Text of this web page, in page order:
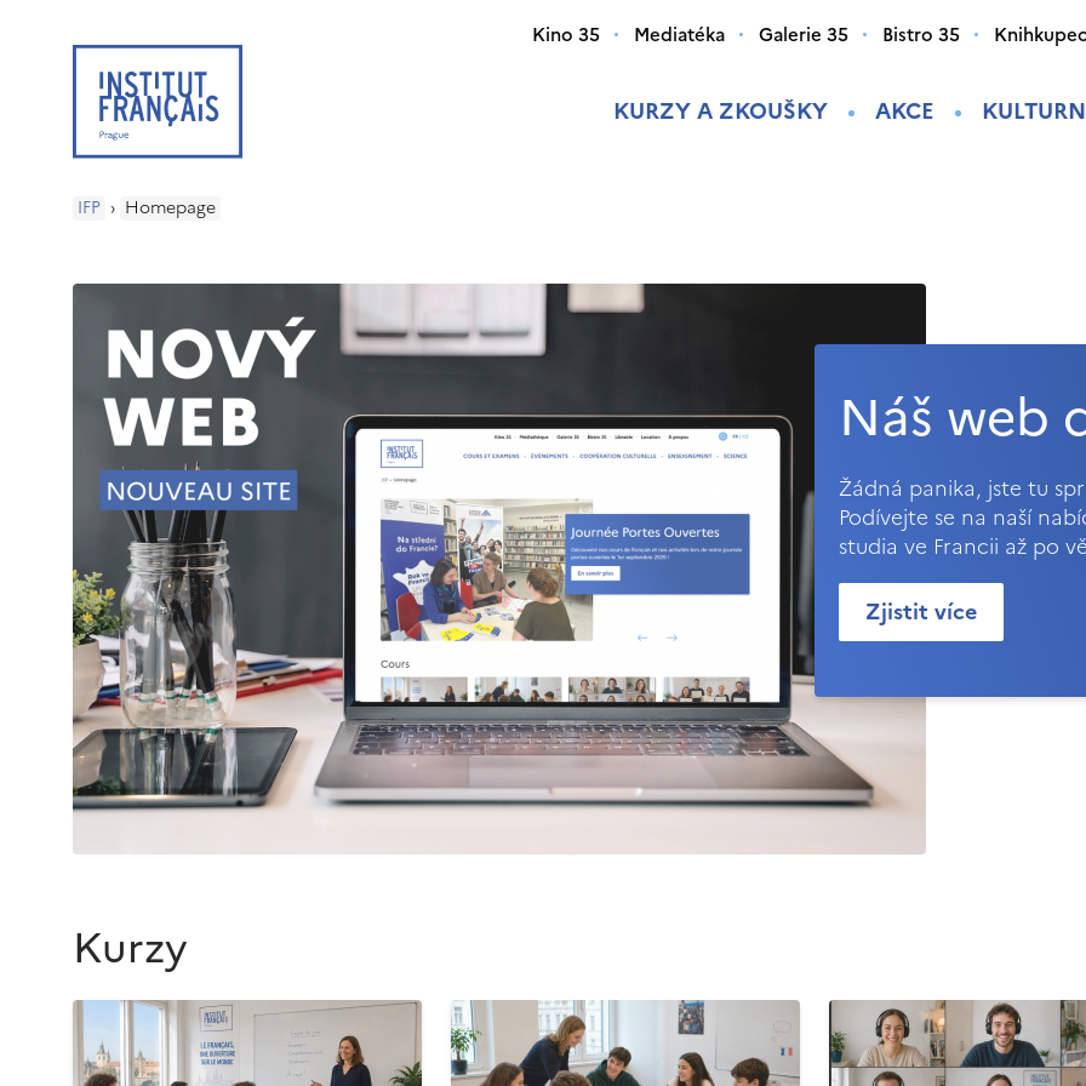
KURZY A ZKOUŠKY AKCE
Kino 35 Mediatéka Galerie 35 Bistro 35
IFP › Homepage
Náš web
Žádná panika, jste tu
Podívejte se na naší
studia ve Francii až po
Zjistit více
Kurzy